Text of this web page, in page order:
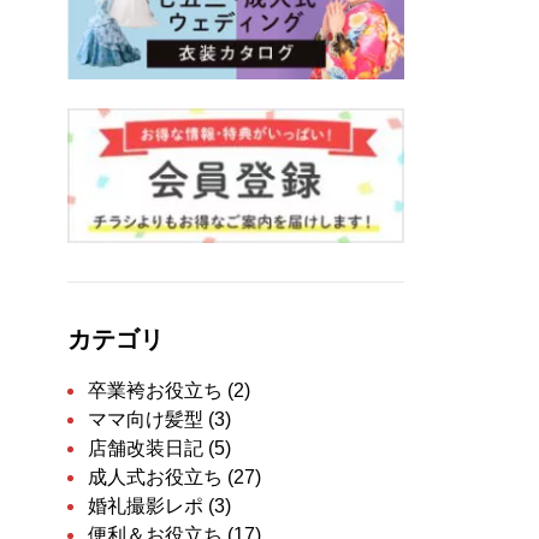
カテゴリ
卒業袴お役立ち (2)
ママ向け髪型 (3)
店舗改装日記 (5)
成人式お役立ち (27)
婚礼撮影レポ (3)
便利＆お役立ち (17)